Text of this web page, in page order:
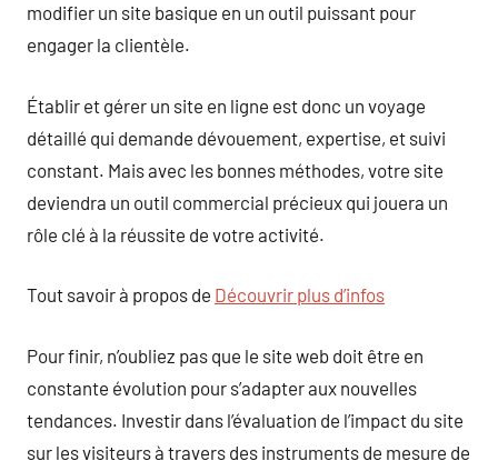
modifier un site basique en un outil puissant pour
engager la clientèle.
Établir et gérer un site en ligne est donc un voyage
détaillé qui demande dévouement, expertise, et suivi
constant. Mais avec les bonnes méthodes, votre site
deviendra un outil commercial précieux qui jouera un
rôle clé à la réussite de votre activité.
Tout savoir à propos de Découvrir plus d’infos
Pour finir, n’oubliez pas que le site web doit être en
constante évolution pour s’adapter aux nouvelles
tendances. Investir dans l’évaluation de l’impact du site
sur les visiteurs à travers des instruments de mesure de